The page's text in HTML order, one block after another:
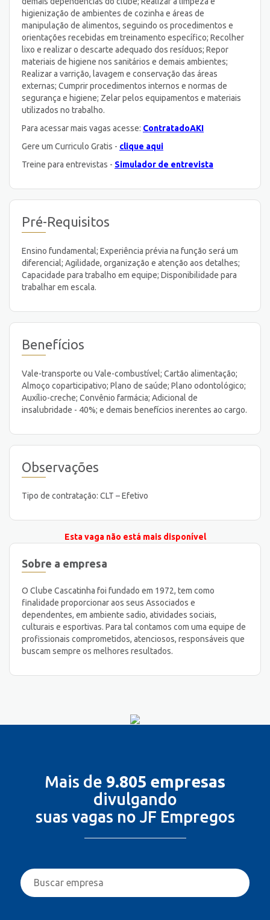
higienização de ambientes de cozinha e áreas de
manipulação de alimentos, seguindo os procedimentos e
orientações recebidas em treinamento específico; Recolher
lixo e realizar o descarte adequado dos resíduos; Repor
materiais de higiene nos sanitários e demais ambientes;
Realizar a varrição, lavagem e conservação das áreas
externas; Cumprir procedimentos internos e normas de
segurança e higiene; Zelar pelos equipamentos e materiais
utilizados no trabalho.
Para acessar mais vagas acesse: ContratadoAKI
Gere um Curriculo Gratis - clique aqui
Treine para entrevistas - Simulador de entrevista
Pré-Requisitos
Ensino fundamental; Experiência prévia na função será um
diferencial; Agilidade, organização e atenção aos detalhes;
Capacidade para trabalho em equipe; Disponibilidade para
trabalhar em escala.
Benefícios
Vale-transporte ou Vale-combustível; Cartão alimentação;
Almoço coparticipativo; Plano de saúde; Plano odontológico;
Auxílio-creche; Convênio farmácia; Adicional de
insalubridade - 40%; e demais benefícios inerentes ao cargo.
Observações
Tipo de contratação: CLT – Efetivo
Esta vaga não está mais disponível
Sobre a empresa
O Clube Cascatinha foi fundado em 1972, tem como
finalidade proporcionar aos seus Associados e
dependentes, em ambiente sadio, atividades sociais,
culturais e esportivas. Para tal contamos com uma equipe de
profissionais comprometidos, atenciosos, responsáveis que
buscam sempre os melhores resultados.
Mais de 9.805 empresas
divulgando
suas vagas no JF Empregos